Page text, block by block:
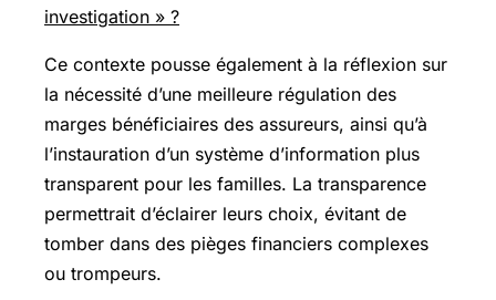
investigation » ?
Ce contexte pousse également à la réflexion sur
la nécessité d’une meilleure régulation des
marges bénéficiaires des assureurs, ainsi qu’à
l’instauration d’un système d’information plus
transparent pour les familles. La transparence
permettrait d’éclairer leurs choix, évitant de
tomber dans des pièges financiers complexes
ou trompeurs.